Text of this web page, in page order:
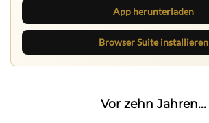
App herunterladen
Browser Suite installieren
Vor zehn Jahren...